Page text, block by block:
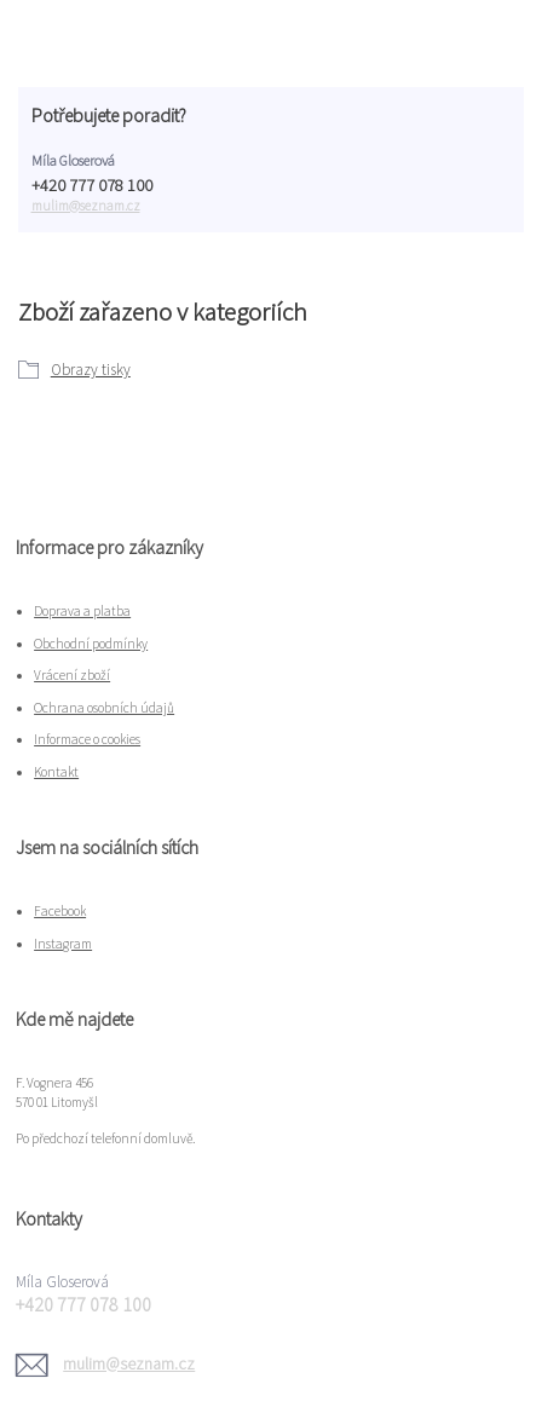
Zboží zařazeno v kategoriích
Obrazy tisky
Potřebujete poradit?
Míla Gloserová
+420 777 078 100
mulim@seznam.cz
Informace pro zákazníky
Doprava a platba
Obchodní podmínky
Vrácení zboží
Ochrana osobních údajů
Informace o cookies
Kontakt
Jsem na sociálních sítích
Facebook
Instagram
Kde mě najdete
F. Vognera 456
570 01 Litomyšl
Po předchozí telefonní domluvě.
Kontakty
Míla Gloserová
+420 777 078 100
mulim@seznam.cz